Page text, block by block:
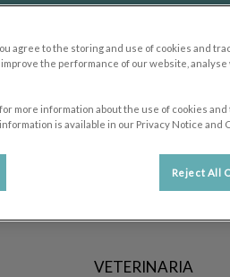
Paloma Nieto
VETERINARIA
agree to the storing and use of cookies and
the performance of our website,
more information about the use of cookies
is available in our Privacy Notice and
Reject All